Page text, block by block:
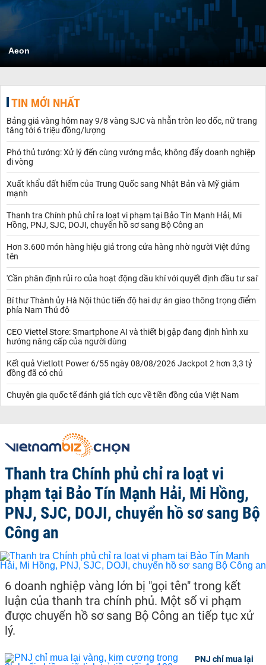
Aeon
TIN MỚI NHẤT
Bảng giá vàng hôm nay 9/8 vàng SJC và nhẫn tròn leo dốc, nữ trang
tăng tới 6 triệu đồng/lượng
Phó thủ tướng: Xử lý đến cùng vướng mắc, không đẩy doanh nghiệp
đi vòng
Xuất khẩu đất hiếm của Trung Quốc sang Nhật Bản và Mỹ giảm
mạnh
Thanh tra Chính phủ chỉ ra loạt vi phạm tại Bảo Tín Mạnh Hải, Mi
Hồng, PNJ, SJC, DOJI, chuyển hồ sơ sang Bộ Công an
Hơn 3.600 món hàng hiệu giả trong cửa hàng nhờ người Việt đứng
tên
'Cần phân định rủi ro của hoạt động dầu khí với quyết định đầu tư sai'
Bí thư Thành ủy Hà Nội thúc tiến độ hai dự án giao thông trọng điểm
phía Nam Thủ đô
CEO Viettel Store: Smartphone AI và thiết bị gập đang định hình xu
hướng nâng cấp của người dùng
Kết quả Vietlott Power 6/55 ngày 08/08/2026 Jackpot 2 hơn 3,3 tỷ
đồng đã có chủ
Chuyên gia quốc tế đánh giá tích cực về tiền đồng của Việt Nam
Thanh tra Chính phủ chỉ ra loạt vi
phạm tại Bảo Tín Mạnh Hải, Mi Hồng,
PNJ, SJC, DOJI, chuyển hồ sơ sang Bộ
Công an
6 doanh nghiệp vàng lớn bị "gọi tên" trong kết
luận của thanh tra chính phủ. Một số vi phạm
được chuyển hồ sơ sang Bộ Công an tiếp tục xử
lý.
PNJ chỉ mua lại